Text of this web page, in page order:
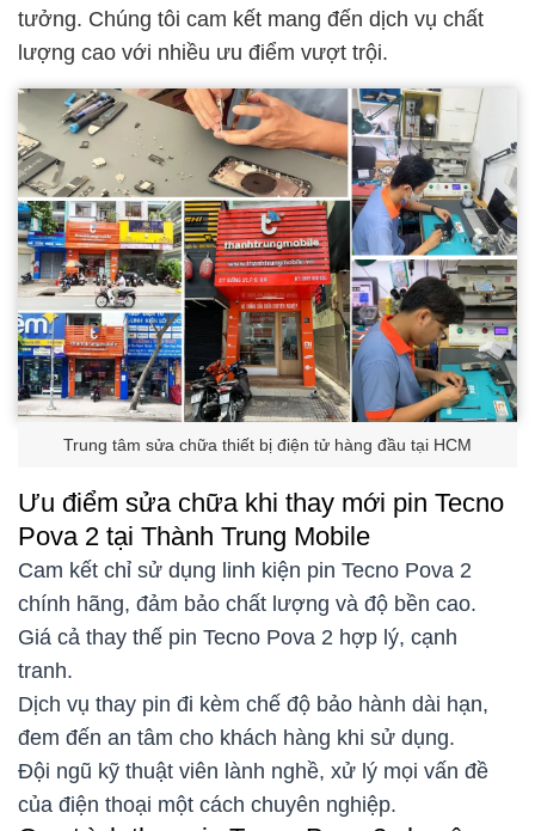
tưởng. Chúng tôi cam kết mang đến dịch vụ chất
lượng cao với nhiều ưu điểm vượt trội.
Trung tâm sửa chữa thiết bị điện tử hàng đầu tại HCM
Ưu điểm sửa chữa khi thay mới pin Tecno
Pova 2 tại Thành Trung Mobile
Cam kết chỉ sử dụng linh kiện pin Tecno Pova 2
chính hãng, đảm bảo chất lượng và độ bền cao.
Giá cả thay thế pin Tecno Pova 2 hợp lý, cạnh
tranh.
Dịch vụ thay pin đi kèm chế độ bảo hành dài hạn,
đem đến an tâm cho khách hàng khi sử dụng.
Đội ngũ kỹ thuật viên lành nghề, xử lý mọi vấn đề
của điện thoại một cách chuyên nghiệp.